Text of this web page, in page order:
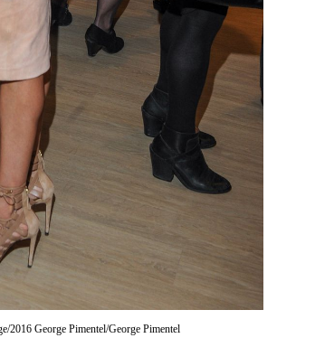
2016 George Pimentel/George Pimentel